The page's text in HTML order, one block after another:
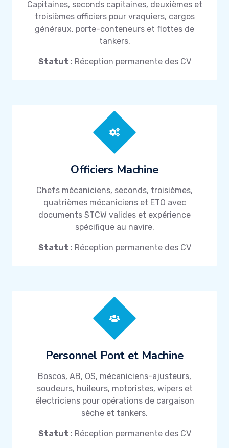
Capitaines, seconds capitaines, deuxièmes et
troisièmes officiers pour vraquiers, cargos
généraux, porte-conteneurs et flottes de
tankers.
Statut : Réception permanente des CV
Officiers Machine
Chefs mécaniciens, seconds, troisièmes,
quatrièmes mécaniciens et ETO avec
documents STCW valides et expérience
spécifique au navire.
Statut : Réception permanente des CV
Personnel Pont et Machine
Boscos, AB, OS, mécaniciens-ajusteurs,
soudeurs, huileurs, motoristes, wipers et
électriciens pour opérations de cargaison
sèche et tankers.
Statut : Réception permanente des CV